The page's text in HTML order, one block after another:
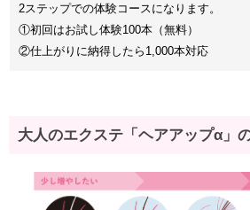
2ステップでの体験コースになります。
①初回はお試し体験100本（無料）
②仕上がりに納得したら1,000本対応
大人のエクステ「ヘアアップα」